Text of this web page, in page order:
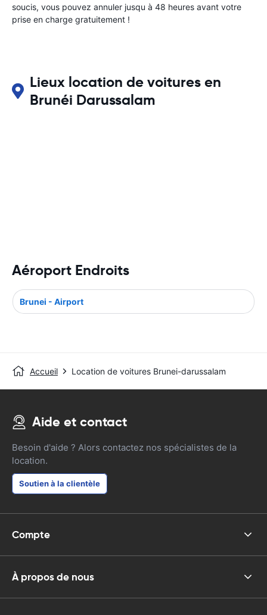
soucis, vous pouvez annuler jusqu à 48 heures avant votre
prise en charge gratuitement !
Lieux location de voitures en
Brunéi Darussalam
Aéroport Endroits
Brunei - Airport
Accueil Location de voitures Brunei-darussalam
Aide et contact
Besoin d'aide ? Alors contactez nos spécialistes de la
location.
Soutien à la clientèle
Compte
À propos de nous